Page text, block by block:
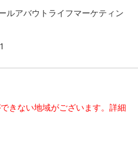
ルアバウトライフマーケティン
きない地域がございます。詳細